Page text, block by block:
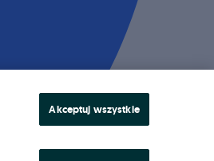
Akceptuj wszystkie